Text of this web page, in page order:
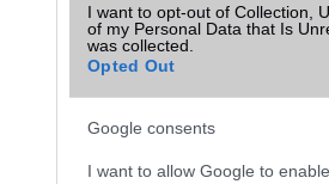
I want to opt-out of Collection,
of my Personal Data that Is
was collected.
Opted Out
Google consents
I want to allow Google to